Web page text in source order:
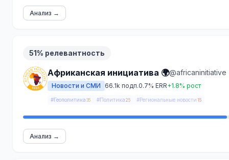
Анализ →
51% релевантность
Африканская инициатива 🌍@africaninitiative
Новости и СМИ 66.1k подп.0.7% ERR+1.8% рост
#Геополитика 35 #Политика 25 #Региональные новости 15
Анализ →